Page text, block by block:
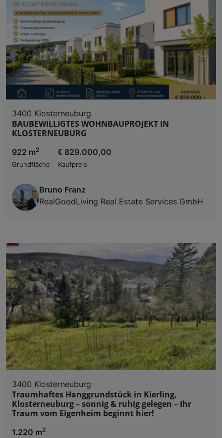
3400 Klosterneuburg
BAUBEWILLIGTES WOHNBAUPROJEKT IN
KLOSTERNEUBURG
922 m2
Grundfläche
€ 829.000,00
Kaufpreis
Bruno Franz
RealGoodLiving Real Estate Services GmbH
3400 Klosterneuburg
Traumhaftes Hanggrundstück in Kierling,
Klosterneuburg – sonnig & ruhig gelegen – Ihr
Traum vom Eigenheim beginnt hier!
1.220 m2